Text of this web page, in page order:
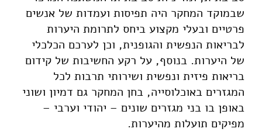
שבמוקד המחקר היה תפיסות ועמדות של אנשים
פרטיים ובעלי מקצוע ביחס לתרומת היערות
לבריאות הנפשית והגופנית, וכן לערכם הכלכלי
של היערות. בנוסף, על רקע החשיבות של קידום
בריאות פיזית ונפשית ושירותי תרבות לכל
המגזרים באוכלוסייה, בחן המחקר גם דמיון ושוני
באופן בו בני מגזרים שונים – יהודי וערבי –
מפיקים תועלות מהיערות.